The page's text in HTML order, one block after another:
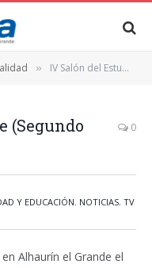
» IV Salón del Estudiante (Segundo programa)
(Segundo
0
Y EDUCACIÓN, NOTICIAS, TV
Alhaurín el Grande el